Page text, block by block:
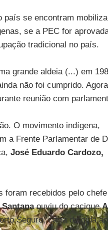
país se encontram
se a PEC for
tradicional no país.
grande aldeia (...) em
não foi cumprido.
reunião com
O movimento indígena,
a Frente Parlamentar de
José Eduardo Cardozo,
foram recebidos pelo
ouviu do cacique
Seguro, carta dirigida ao